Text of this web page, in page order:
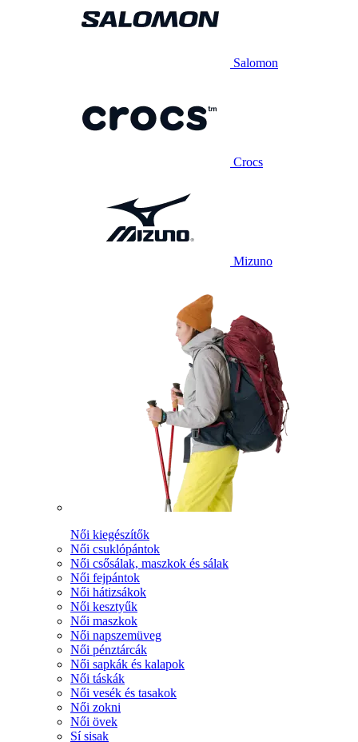
Salomon
Crocs
Mizuno
Női kiegészítők
Női csuklópántok
Női csősálak, maszkok és sálak
Női fejpántok
Női hátizsákok
Női kesztyűk
Női maszkok
Női napszemüveg
Női pénztárcák
Női sapkák és kalapok
Női táskák
Női vesék és tasakok
Női zokni
Női övek
Sí sisak